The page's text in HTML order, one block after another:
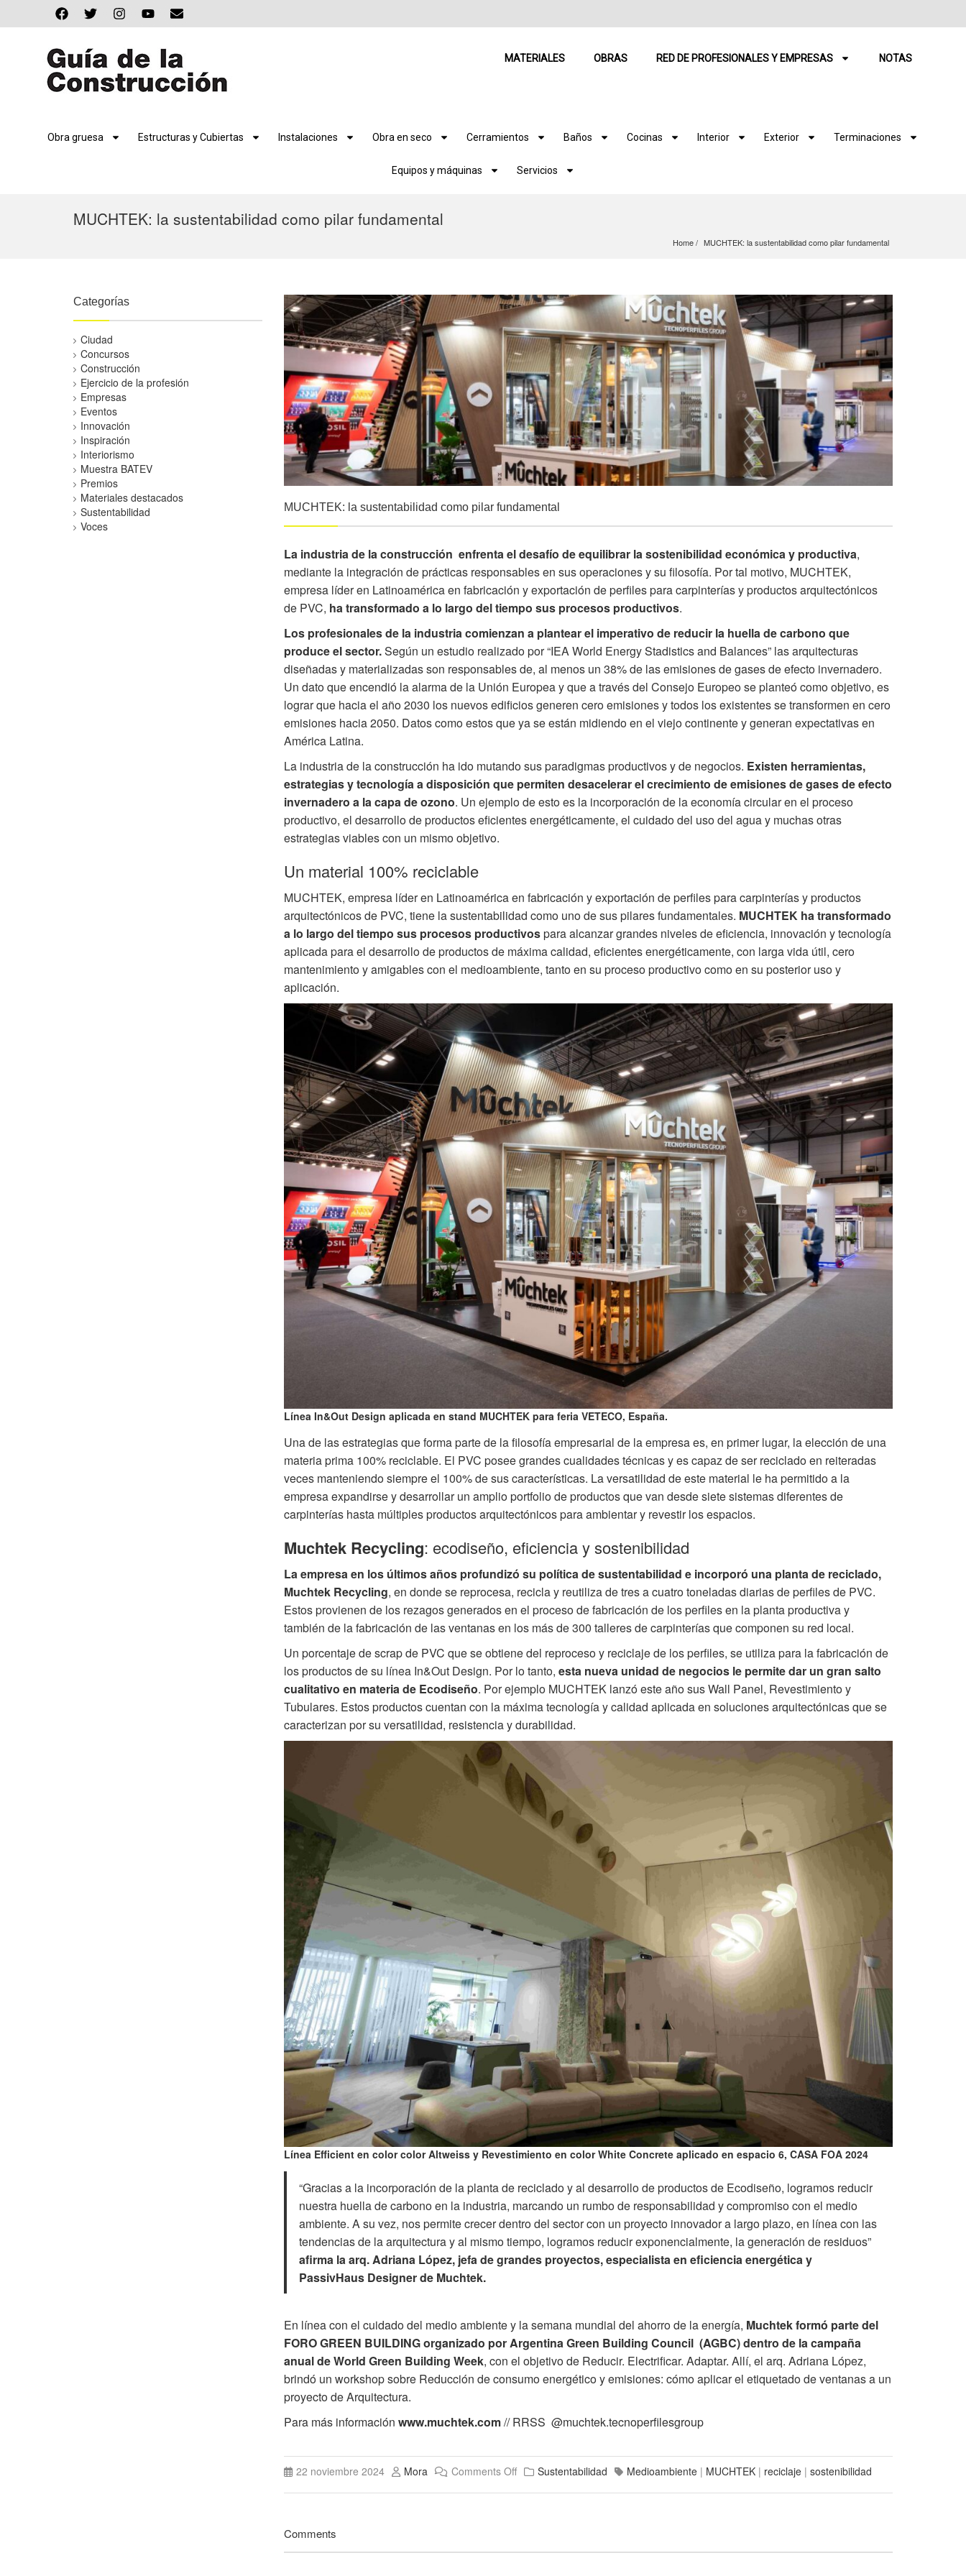
MATERIALES OBRAS RED DE PROFESIONALES Y EMPRESAS NOTAS
Obra gruesa Estructuras y Cubiertas Instalaciones Obra en seco Cerramientos Baños Cocinas Interior Exterior Terminaciones
Equipos y máquinas Servicios
MUCHTEK: la sustentabilidad como pilar fundamental
Home MUCHTEK: la sustentabilidad como pilar fundamental
Categorías
Ciudad
Concursos
Construcción
Ejercicio de la profesión
Empresas
Eventos
Innovación
Inspiración
Interiorismo
Muestra BATEV
Premios
Materiales destacados
Sustentabilidad
Voces
MUCHTEK: la sustentabilidad como pilar fundamental
La industria de la construcción enfrenta el desafío de equilibrar la sostenibilidad económica y productiva,
mediante la integración de prácticas responsables en sus operaciones y su filosofía. Por tal motivo, MUCHTEK,
empresa líder en Latinoamérica en fabricación y exportación de perfiles para carpinterías y productos arquitectónicos
de PVC, ha transformado a lo largo del tiempo sus procesos productivos.
Los profesionales de la industria comienzan a plantear el imperativo de reducir la huella de carbono que
produce el sector.Según un estudio realizado por “IEA World Energy Stadistics and Balances” las arquitecturas
diseñadas y materializadas son responsables de, al menos un 38% de las emisiones de gases de efecto invernadero.
Un dato que encendió la alarma de la Unión Europea y que a través del Consejo Europeo se planteó como objetivo, es
lograr que hacia el año 2030 los nuevos edificios generen cero emisiones y todos los existentes se transformen en cero
emisiones hacia 2050. Datos como estos que ya se están midiendo en el viejo continente y generan expectativas en
América Latina.
La industria de la construcción ha ido mutando sus paradigmas productivos y de negocios. Existen herramientas,
estrategias y tecnología a disposición que permiten desacelerar el crecimiento de emisiones de gases de efecto
invernadero a la capa de ozono. Un ejemplo de esto es la incorporación de la economía circular en el proceso
productivo, el desarrollo de productos eficientes energéticamente, el cuidado del uso del agua y muchas otras
estrategias viables con un mismo objetivo.
Un material 100% reciclable
MUCHTEK, empresa líder en Latinoamérica en fabricación y exportación de perfiles para carpinterías y productos
arquitectónicos de PVC, tiene la sustentabilidad como uno de sus pilares fundamentales. MUCHTEK ha transformado
a lo largo del tiempo sus procesos productivospara alcanzar grandes niveles de eficiencia, innovación y tecnología
aplicada para el desarrollo de productos de máxima calidad, eficientes energéticamente, con larga vida útil, cero
mantenimiento y amigables con el medioambiente, tanto en su proceso productivo como en su posterior uso y
aplicación.
Línea In&Out Design aplicada en stand MUCHTEK para feria VETECO, España.
Una de las estrategias que forma parte de la filosofía empresarial de la empresa es, en primer lugar, la elección de una
materia prima 100% reciclable. El PVC posee grandes cualidades técnicas y es capaz de ser reciclado en reiteradas
veces manteniendo siempre el 100% de sus características. La versatilidad de este material le ha permitido a la
empresa expandirse y desarrollar un amplio portfolio de productos que van desde siete sistemas diferentes de
carpinterías hasta múltiples productos arquitectónicos para ambientar y revestir los espacios.
Muchtek Recycling: ecodiseño, eficiencia y sostenibilidad
La empresa en los últimos años profundizó su política de sustentabilidad e incorporó una planta de reciclado,
Muchtek Recycling, en donde se reprocesa, recicla y reutiliza de tres a cuatro toneladas diarias de perfiles de PVC.
Estos provienen de los rezagos generados en el proceso de fabricación de los perfiles en la planta productiva y
también de la fabricación de las ventanas en los más de 300 talleres de carpinterías que componen su red local.
Un porcentaje de scrap de PVC que se obtiene del reproceso y reciclaje de los perfiles, se utiliza para la fabricación de
los productos de su línea In&Out Design. Por lo tanto, esta nueva unidad de negocios le permite dar un gran salto
cualitativo en materia de Ecodiseño. Por ejemplo MUCHTEK lanzó este año sus Wall Panel, Revestimiento y
Tubulares. Estos productos cuentan con la máxima tecnología y calidad aplicada en soluciones arquitectónicas que se
caracterizan por su versatilidad, resistencia y durabilidad.
Línea Efficient en color color Altweiss y Revestimiento en color White Concrete aplicado en espacio 6, CASA FOA 2024
“Gracias a la incorporación de la planta de reciclado y al desarrollo de productos de Ecodiseño, logramos reducir
nuestra huella de carbono en la industria, marcando un rumbo de responsabilidad y compromiso con el medio
ambiente. A su vez, nos permite crecer dentro del sector con un proyecto innovador a largo plazo, en línea con las
tendencias de la arquitectura y al mismo tiempo, logramos reducir exponencialmente, la generación de residuos”
afirma la arq. Adriana López, jefa de grandes proyectos, especialista en eficiencia energética y
PassivHaus Designer de Muchtek.
En línea con el cuidado del medio ambiente y la semana mundial del ahorro de la energía, Muchtek formó parte del
FORO GREEN BUILDING organizado por Argentina Green Building Council (AGBC) dentro de la campaña
anual de World Green Building Week, con el objetivo de Reducir. Electrificar. Adaptar. Allí, el arq. Adriana López,
brindó un workshop sobre Reducción de consumo energético y emisiones: cómo aplicar el etiquetado de ventanas a un
proyecto de Arquitectura.
Para más información www.muchtek.com// RRSS @muchtek.tecnoperfilesgroup
22 noviembre 2024 Mora Comments Off Sustentabilidad Medioambiente| MUCHTEK| reciclaje| sostenibilidad
Comments